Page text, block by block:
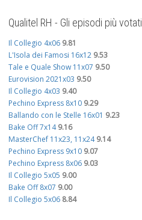
Qualitel RH - Gli episodi più votati
Il Collegio 4x06 9.81
L'Isola dei Famosi 16x12 9.53
Tale e Quale Show 11x07 9.50
Eurovision 2021x03 9.50
Il Collegio 4x03 9.40
Pechino Express 8x10 9.29
Ballando con le Stelle 16x01 9.23
Bake Off 7x14 9.16
MasterChef 11x23, 11x24 9.14
Pechino Express 9x10 9.07
Pechino Express 8x06 9.03
Il Collegio 5x05 9.00
Bake Off 8x07 9.00
Il Collegio 5x06 8.84